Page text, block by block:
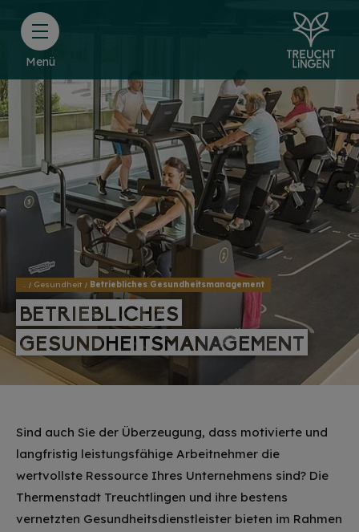
Menü
.. Gesundheit Betriebliches Gesundheitsmanagement
BETRIEBLICHES
GESUNDHEITSMANAGEMENT
BETRIEBLICHES
GESUNDHEITSMANAGEMENT
Sind auch Sie der Überzeugung, dass motivierte und
langfristig leistungsfähige Arbeitnehmer die
wertvollste Ressource Ihres Unternehmens sind? Die
Thermenstadt Treuchtlingen und ihre bestens
vernetzten Gesundheitsdienstleister bieten im Rahmen